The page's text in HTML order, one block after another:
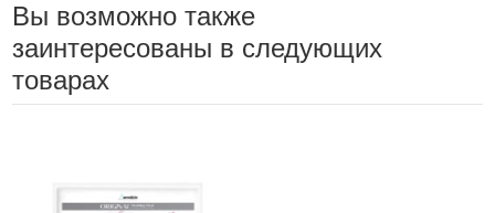
Вы возможно также
заинтересованы в следующих
товарах